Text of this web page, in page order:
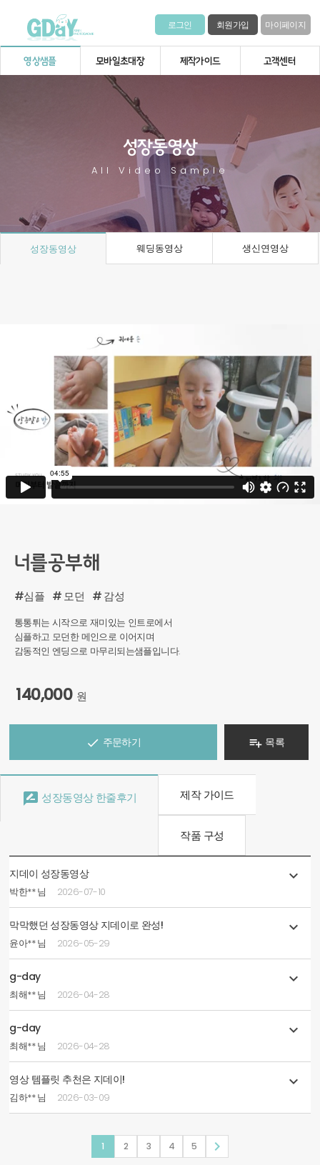
로그인 회원가입 마이페이지
영상샘플 모바일초대장 제작가이드 고객센터
성장동영상
All Video Sample
성장동영상 웨딩동영상 생신연영상
너를공부해
#심플 # 모던 # 감성
통통튀는 시작으로 재미있는 인트로에서
심플하고 모던한 메인으로 이어지며
감동적인 엔딩으로 마무리되는샘플입니다.
140,000 원
 주문하기  목록
 성장동영상 한줄후기 제작 가이드
작품 구성
지데이 성장동영상
박한** 님 2026-07-10

막막했던 성장동영상 지데이로 완성!
윤아** 님 2026-05-29

g-day
최해** 님 2026-04-28

g-day
최해** 님 2026-04-28

영상 템플릿 추천은 지데이!
김하** 님 2026-03-09

1 2 3 4 5 